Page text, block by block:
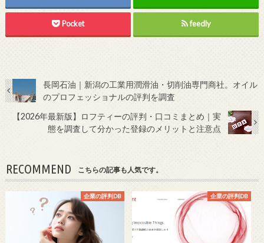
Pocket feedly
長岡石油｜新潟の工業用潤滑油・切削油専門商社。オイル
のプロフェッショナルの評判を調査
【2026年最新版】ロフティーの評判・口コミまとめ｜実
態を調査して分かった登録のメリットと注意点
RECOMMEND こちらの記事も人気です。
企業の評判DB 企業の評判DB